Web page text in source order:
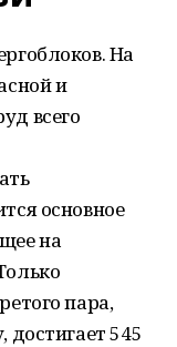
На
и
всего
основное
на
пара,
достигает 545